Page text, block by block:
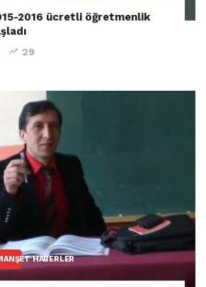
2016 ücretli öğretmenlik
29
HABERLER